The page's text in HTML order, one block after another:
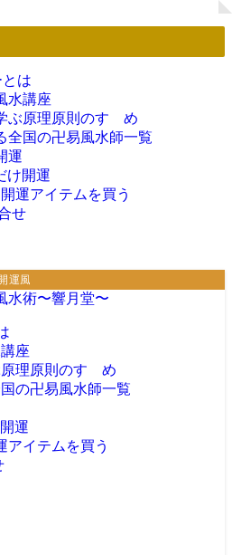
は
水講座
ぶ原理原則のすゝめ
全国の卍易風水師一覧
運
け開運
開運アイテムを買う
せ
運風水術〜響月堂〜
座
原理原則のすゝめ
の卍易風水師一覧
運
アイテムを買う